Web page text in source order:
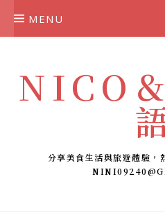
MENU
NICO
分享美食生活與旅遊體驗，